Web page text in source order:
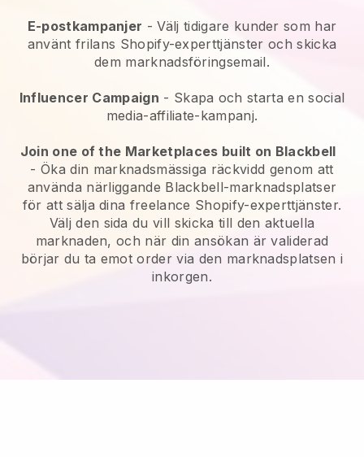
E-postkampanjer -Välj tidigare kunder som har
använt frilans Shopify-experttjänster och skicka
dem marknadsföringsemail.
Influencer Campaign - Skapa och starta en social
media-affiliate-kampanj.
Join one of the Marketplaces built on Blackbell
-Öka din marknadsmässiga räckvidd genom att
använda närliggande Blackbell-marknadsplatser
för att sälja dina freelance Shopify-experttjänster.
Välj den sida du vill skicka till den aktuella
marknaden, och när din ansökan är validerad
börjar du ta emot order via den marknadsplatsen i
inkorgen.